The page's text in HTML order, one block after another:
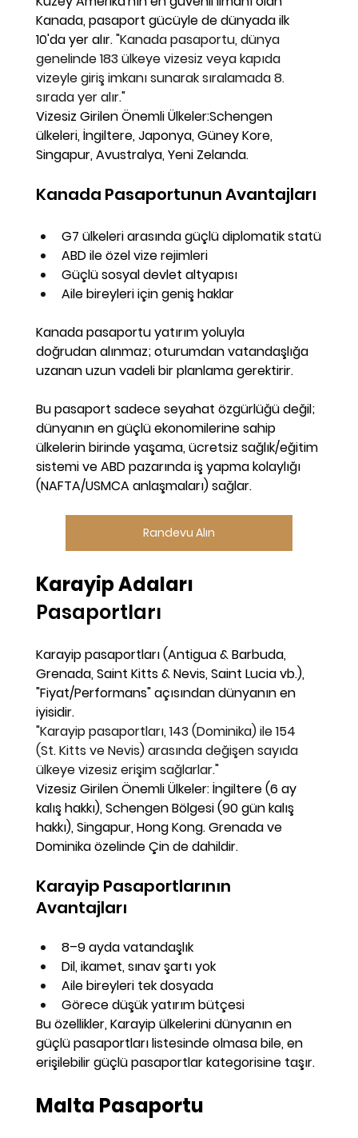
Kanada, pasaport gücüyle de dünyada ilk
10'da yer alır. "Kanada pasaportu, dünya
genelinde 183 ülkeye vizesiz veya kapıda
vizeyle giriş imkanı sunarak sıralamada 8.
sırada yer alır."
Vizesiz Girilen Önemli Ülkeler:Schengen
ülkeleri, İngiltere, Japonya, Güney Kore,
Singapur, Avustralya, Yeni Zelanda.
Kanada Pasaportunun Avantajları
G7 ülkeleri arasında güçlü diplomatik statü
ABD ile özel vize rejimleri
Güçlü sosyal devlet altyapısı
Aile bireyleri için geniş haklar
Kanada pasaportu yatırım yoluyla
doğrudan alınmaz; oturumdan vatandaşlığa
uzanan uzun vadeli bir planlama gerektirir.
Bu pasaport sadece seyahat özgürlüğü değil;
dünyanın en güçlü ekonomilerine sahip
ülkelerin birinde yaşama, ücretsiz sağlık/eğitim
sistemi ve ABD pazarında iş yapma kolaylığı
(NAFTA/USMCA anlaşmaları) sağlar.
Randevu Alın
Karayip Adaları
Pasaportları
Karayip pasaportları (Antigua & Barbuda,
Grenada, Saint Kitts & Nevis, Saint Lucia vb.),
"Fiyat/Performans" açısından dünyanın en
iyisidir.
"Karayip pasaportları, 143 (Dominika) ile 154
(St. Kitts ve Nevis) arasında değişen sayıda
ülkeye vizesiz erişim sağlarlar."
Vizesiz Girilen Önemli Ülkeler: İngiltere (6 ay
kalış hakkı), Schengen Bölgesi (90 gün kalış
hakkı), Singapur, Hong Kong. Grenada ve
Dominika özelinde Çin de dahildir.
Karayip Pasaportlarının
Avantajları
8–9 ayda vatandaşlık
Dil, ikamet, sınav şartı yok
Aile bireyleri tek dosyada
Görece düşük yatırım bütçesi
Bu özellikler, Karayip ülkelerini dünyanın en
güçlü pasaportları listesinde olmasa bile, en
erişilebilir güçlü pasaportlar kategorisine taşır.
Malta Pasaportu